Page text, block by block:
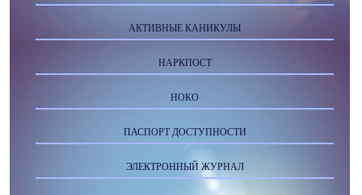
АКТИВНЫЕ КАНИКУЛЫ
НАРКПОСТ
НОКО
ПАСПОРТ ДОСТУПНОСТИ
ЭЛЕКТРОННЫЙ ЖУРНАЛ